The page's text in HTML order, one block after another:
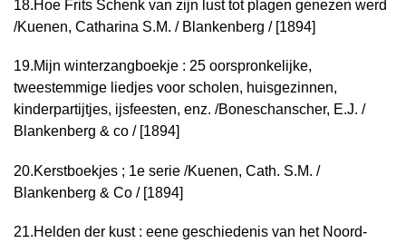
18.Hoe Frits Schenk van zijn lust tot plagen genezen werd
/Kuenen, Catharina S.M. / Blankenberg / [1894]
19.Mijn winterzangboekje : 25 oorspronkelijke,
tweestemmige liedjes voor scholen, huisgezinnen,
kinderpartijtjes, ijsfeesten, enz. /Boneschanscher, E.J. /
Blankenberg & co / [1894]
20.Kerstboekjes ; 1e serie /Kuenen, Cath. S.M. /
Blankenberg & Co / [1894]
21.Helden der kust : eene geschiedenis van het Noord-